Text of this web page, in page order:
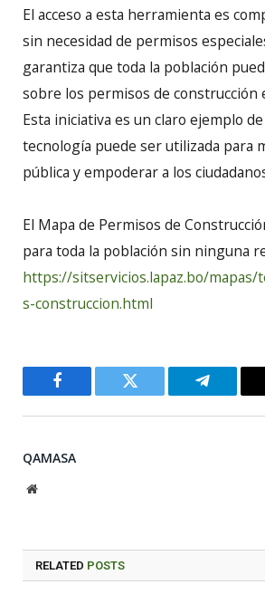
El acceso a esta herramienta es
sin necesidad de permisos
garantiza que toda la población
sobre los permisos de construcción
Esta iniciativa es un claro ejemplo
tecnología puede ser utilizada para
pública y empoderar a los
El Mapa de Permisos de
para toda la población sin ninguna
https://sitservicios.lapaz.bo/
s-construccion.html
Facebook Twitter Telegram
QAMASA
Website
RELATED POSTS